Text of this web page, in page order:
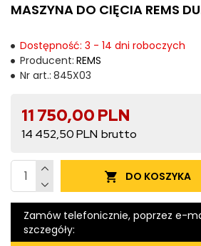
MASZYNA DO CIĘCIA REMS
Dostępność: 3 - 14 dni roboczych
Producent: REMS
Nr art.: 845X03
11 750,00 PLN
14 452,50 PLN
DO KOSZYKA
Zamów telefonicznie, poprzez e-
szczegóły: